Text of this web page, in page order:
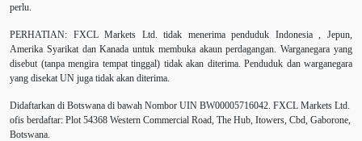
Berhenti Kerugian Berhenti Rugi Berita Forex
Buy Limit Buy Stop CAD CHF
perlu.
PERHATIAN: FXCL Markets Ltd. tidak menerima penduduk Indonesia , Jepun,
Amerika Syarikat dan Kanada untuk membuka akaun perdagangan. Warganegara yang
disebut (tanpa mengira tempat tinggal) tidak akan diterima. Penduduk dan warganegara
yang disekat UN juga tidak akan diterima.
Didaftarkan di Botswana di bawah Nombor UIN BW00005716042. FXCL Markets Ltd.
ofis berdaftar: Plot 54368 Western Commercial Road, The Hub, Itowers, Cbd, Gaborone,
Botswana.